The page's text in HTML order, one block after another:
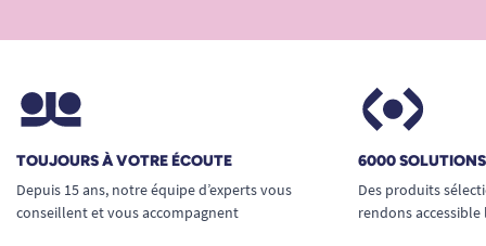
(exemple : 53,2 cm).
TOUJOURS À VOTRE ÉCOUTE
Depuis 15 ans, notre équipe d’experts vous
conseillent et vous accompagnent
6000
Des produits
rendons